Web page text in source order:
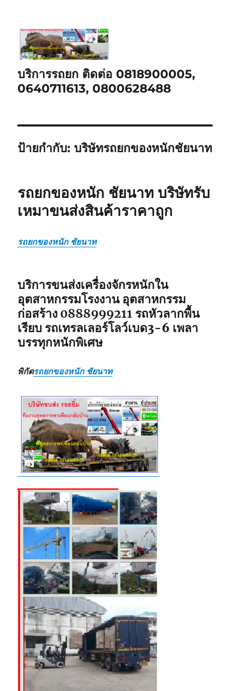
บริการรถยก ติดต่อ 0818900005,
0640711613, 0800628488
ป้ายกำกับ:บริษัทรถยกของหนักชัยนาท
รถยกของหนัก ชัยนาท บริษัทรับ
เหมาขนส่งสินค้าราคาถูก
รถยกของหนัก ชัยนาท
บริการขนส่งเครื่องจักรหนักใน
อุตสาหกรรมโรงงาน อุตสาหกรรม
ก่อสร้าง 0888999211 รถหัวลากพื้น
เรียบ รถเทรลเลอร์โลว์เบด3-6 เพลา
บรรทุกหนักพิเศษ
พิกัดรถยกของหนัก ชัยนาท